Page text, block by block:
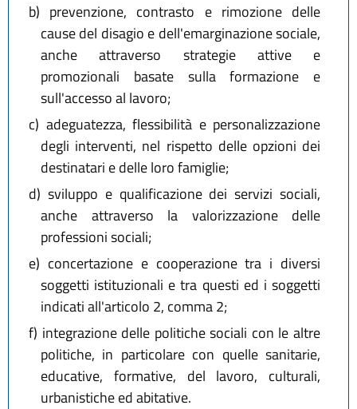
b) prevenzione, contrasto e rimozione delle
cause del disagio e dell'emarginazione sociale,
anche attraverso strategie attive e
promozionali basate sulla formazione e
sull'accesso al lavoro;
c) adeguatezza, flessibilità e personalizzazione
degli interventi, nel rispetto delle opzioni dei
destinatari e delle loro famiglie;
d) sviluppo e qualificazione dei servizi sociali,
anche attraverso la valorizzazione delle
professioni sociali;
e) concertazione e cooperazione tra i diversi
soggetti istituzionali e tra questi ed i soggetti
indicati all'articolo 2, comma 2;
f) integrazione delle politiche sociali con le altre
politiche, in particolare con quelle sanitarie,
educative, formative, del lavoro, culturali,
urbanistiche ed abitative.